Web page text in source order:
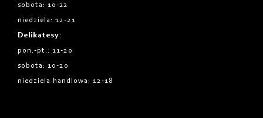
sobota: 10-22
niedziela: 12-21
Delikatesy:
pon.-pt.: 11-20
sobota: 10-20
niedziela handlowa: 12-18